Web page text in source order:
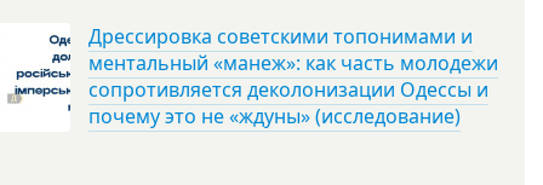
Дрессировка советскими топонимами и
ментальный «манеж»: как часть молодежи
сопротивляется деколонизации Одессы и
почему это не «ждуны» (исследование)